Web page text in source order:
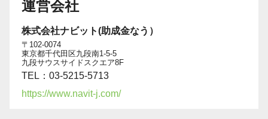
運営会社
株式会社ナビット(助成金なう）
〒102-0074
東京都千代田区九段南1-5-5
九段サウスサイドスクエア8F
TEL：03-5215-5713
https://www.navit-j.com/